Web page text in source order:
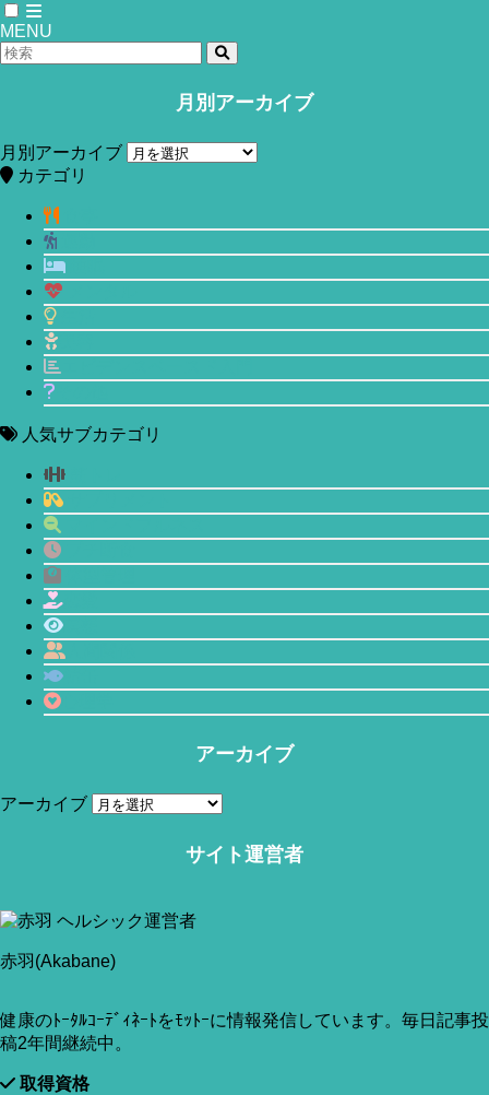
MENU
月別アーカイブ
月別アーカイブ
カテゴリ
人気サブカテゴリ
アーカイブ
アーカイブ
サイト運営者
赤羽(Akabane)
健康のﾄｰﾀﾙｺｰﾃﾞｨﾈｰﾄをﾓｯﾄｰに情報発信しています。毎日記事投
稿2年間継続中。
取得資格
「引きこもり」の科学的な理解を深め
るための体系的なレビュー研究
2020年7月8日
当サイトはアフィリエイトリンク(広告も含む)を利用しています。
お話です。